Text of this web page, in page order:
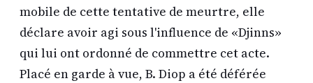
mobile de cette tentative de meurtre, elle
déclare avoir agi sous l'influence de «Djinns»
qui lui ont ordonné de commettre cet acte.
Placé en garde à vue, B. Diop a été déférée